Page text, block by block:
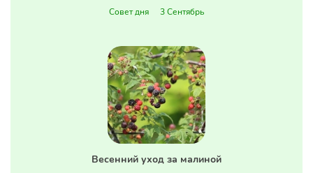
Совет дня 3 Сентябрь
Весенний уход за малиной